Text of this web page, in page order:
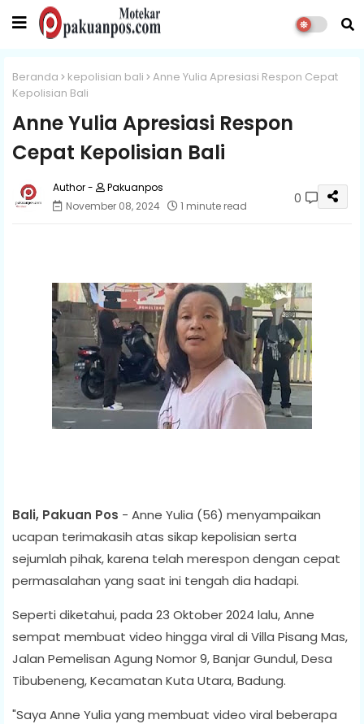
Beranda kepolisian bali
Anne Yulia Apresiasi Respon Cepat
Kepolisian Bali
Anne Yulia Apresiasi Respon
Cepat Kepolisian Bali
Pakuanpos
November 08, 2024
1 minute read 0
Bali, Pakuan Pos - Anne Yulia (56) menyampaikan
ucapan terimakasih atas sikap kepolisian serta
sejumlah pihak, karena telah merespon dengan cepat
permasalahan yang saat ini tengah dia hadapi.
Seperti diketahui, pada 23 Oktober 2024 lalu, Anne
sempat membuat video hingga viral di Villa Pisang Mas,
Jalan Pemelisan Agung Nomor 9, Banjar Gundul, Desa
Tibubeneng, Kecamatan Kuta Utara, Badung.
"Saya Anne Yulia yang membuat video viral beberapa